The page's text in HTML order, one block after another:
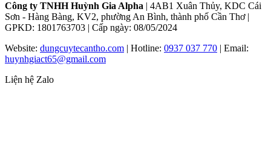
Công ty TNHH Huỳnh Gia Alpha | 4AB1 Xuân Thủy, KDC Cái
Sơn - Hàng Bàng, KV2, phường An Bình, thành phố Cần Thơ |
GPKD: 1801763703 | Cấp ngày: 08/05/2024
Website: dungcuytecantho.com | Hotline: 0937 037 770 | Email:
huynhgiact65@gmail.com
Liện hệ Zalo